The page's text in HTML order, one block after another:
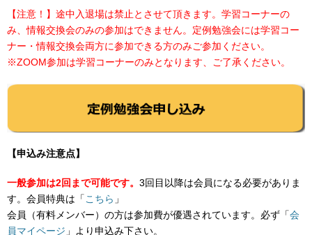
【注意！】途中入退場は禁止とさせて頂きます。学習コーナーの
み、情報交換会のみの参加はできません。定例勉強会には学習コー
ナー・情報交換会両方に参加できる方のみご参加ください。
※ZOOM参加は学習コーナーのみとなります、ご了承ください。
【申込み注意点】
一般参加は2回まで可能です。 3回目以降は会員になる必要がありま
す。会員特典は「こちら 」
会員（有料メンバー）の方は参加費が優遇されています。必ず「会
員マイページ 」より申込み下さい。